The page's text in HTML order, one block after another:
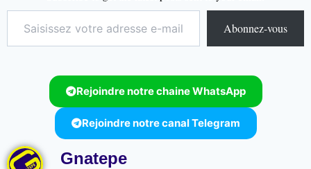
Abonnez-vous
Rejoindre notre chaine WhatsApp
Rejoindre notre canal Telegram
Gnatepe